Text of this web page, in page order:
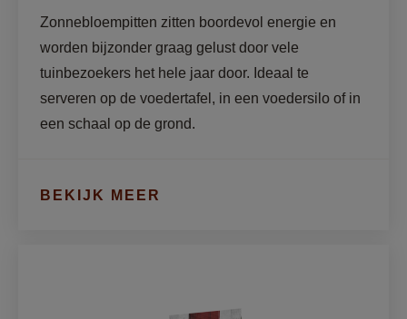
Zonnebloempitten zitten boordevol energie en
worden bijzonder graag gelust door vele
tuinbezoekers het hele jaar door. Ideaal te
serveren op de voedertafel, in een voedersilo of in
een schaal op de grond.
BEKIJK MEER